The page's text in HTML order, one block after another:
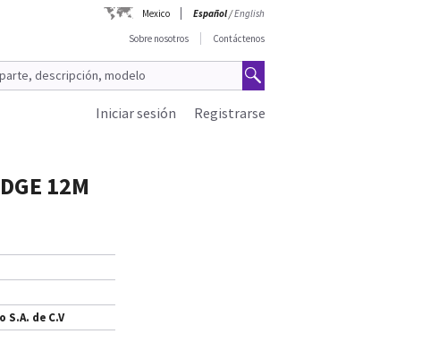
Mexico Español/English
Sobre nosotros
Contáctenos
Registrarse
Iniciar sesión
12M
S.A. de C.V